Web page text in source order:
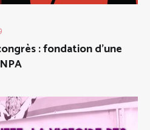
: fondation d’une